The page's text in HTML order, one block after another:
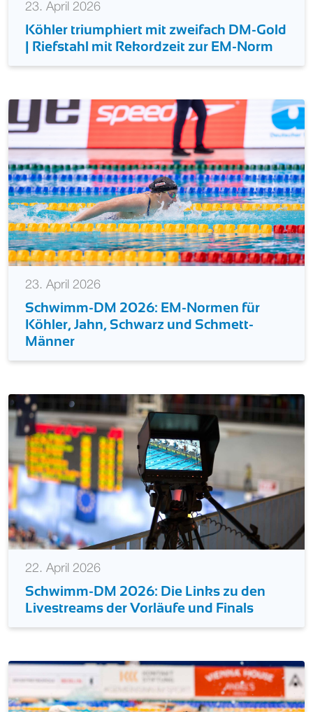
23. April 2026
Köhler triumphiert mit zweifach DM-Gold
| Riefstahl mit Rekordzeit zur EM-Norm
23. April 2026
Schwimm-DM 2026: EM-Normen für
Köhler, Jahn, Schwarz und Schmett-
Männer
22. April 2026
Schwimm-DM 2026: Die Links zu den
Livestreams der Vorläufe und Finals